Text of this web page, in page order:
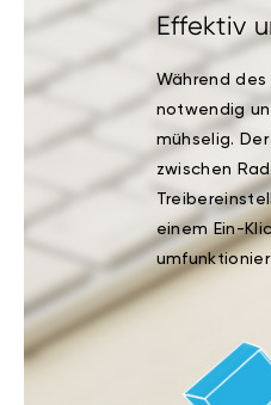
Effektiv
Während
notwendig
mühselig.
zwischen
einem Ein-